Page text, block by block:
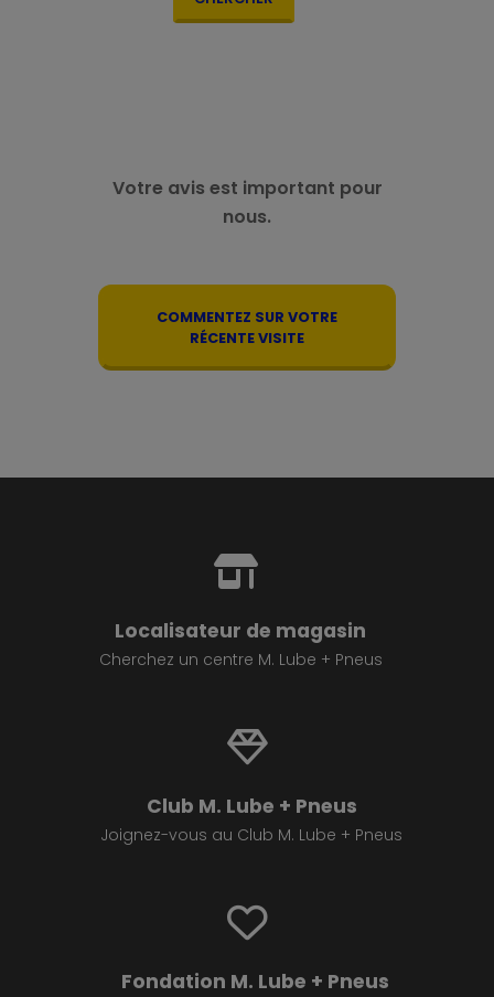
Votre avis est important pour
nous.
COMMENTEZ SUR VOTRE
RÉCENTE VISITE
Localisateur de magasin
Cherchez un centre M. Lube + Pneus
Club M. Lube + Pneus
Joignez-vous au Club M. Lube + Pneus
Fondation M. Lube + Pneus